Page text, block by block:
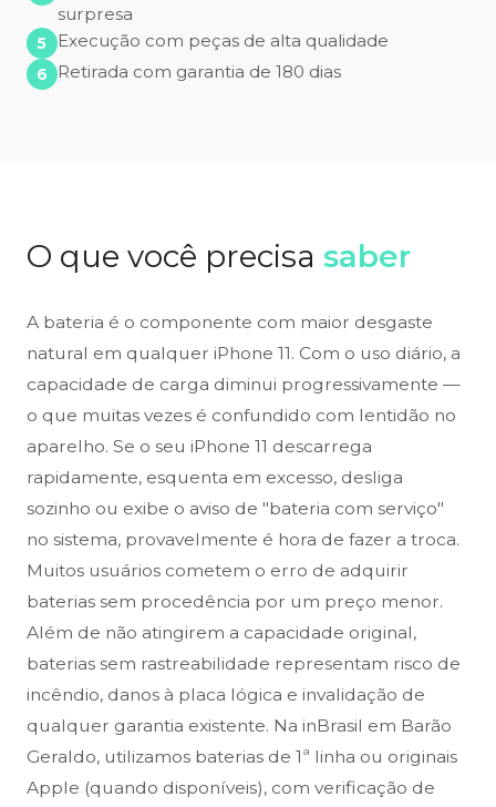
surpresa
Execução com peças de alta qualidade
Retirada com garantia de 180 dias
O que você precisa saber
A bateria é o componente com maior desgaste
natural em qualquer iPhone 11. Com o uso diário, a
capacidade de carga diminui progressivamente —
o que muitas vezes é confundido com lentidão no
aparelho. Se o seu iPhone 11 descarrega
rapidamente, esquenta em excesso, desliga
sozinho ou exibe o aviso de "bateria com serviço"
no sistema, provavelmente é hora de fazer a troca.
Muitos usuários cometem o erro de adquirir
baterias sem procedência por um preço menor.
Além de não atingirem a capacidade original,
baterias sem rastreabilidade representam risco de
incêndio, danos à placa lógica e invalidação de
qualquer garantia existente. Na inBrasil em Barão
Geraldo, utilizamos baterias de 1ª linha ou originais
Apple (quando disponíveis), com verificação de